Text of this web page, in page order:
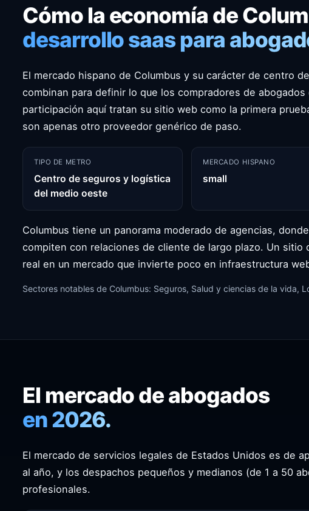
Cómo la economía de
desarrollo saas para
El mercado hispano de Columbus y su carácter de centro
combinan para definir lo que los compradores de
participación aquí tratan su sitio web como la primera
son apenas otro proveedor genérico de paso.
TIPO DE METRO
Centro de seguros y logística
del medio oeste
MERCADO HISPANO
small
Columbus tiene un panorama moderado de agencias,
compiten con relaciones de cliente de largo plazo. Un
real en un mercado que invierte poco en infraestructura
Sectores notables de Columbus: Seguros, Salud y ciencias de la vida,
El mercado de abogados
en 2026.
El mercado de servicios legales de Estados Unidos es de
al año, y los despachos pequeños y medianos (de 1 a 50
profesionales.